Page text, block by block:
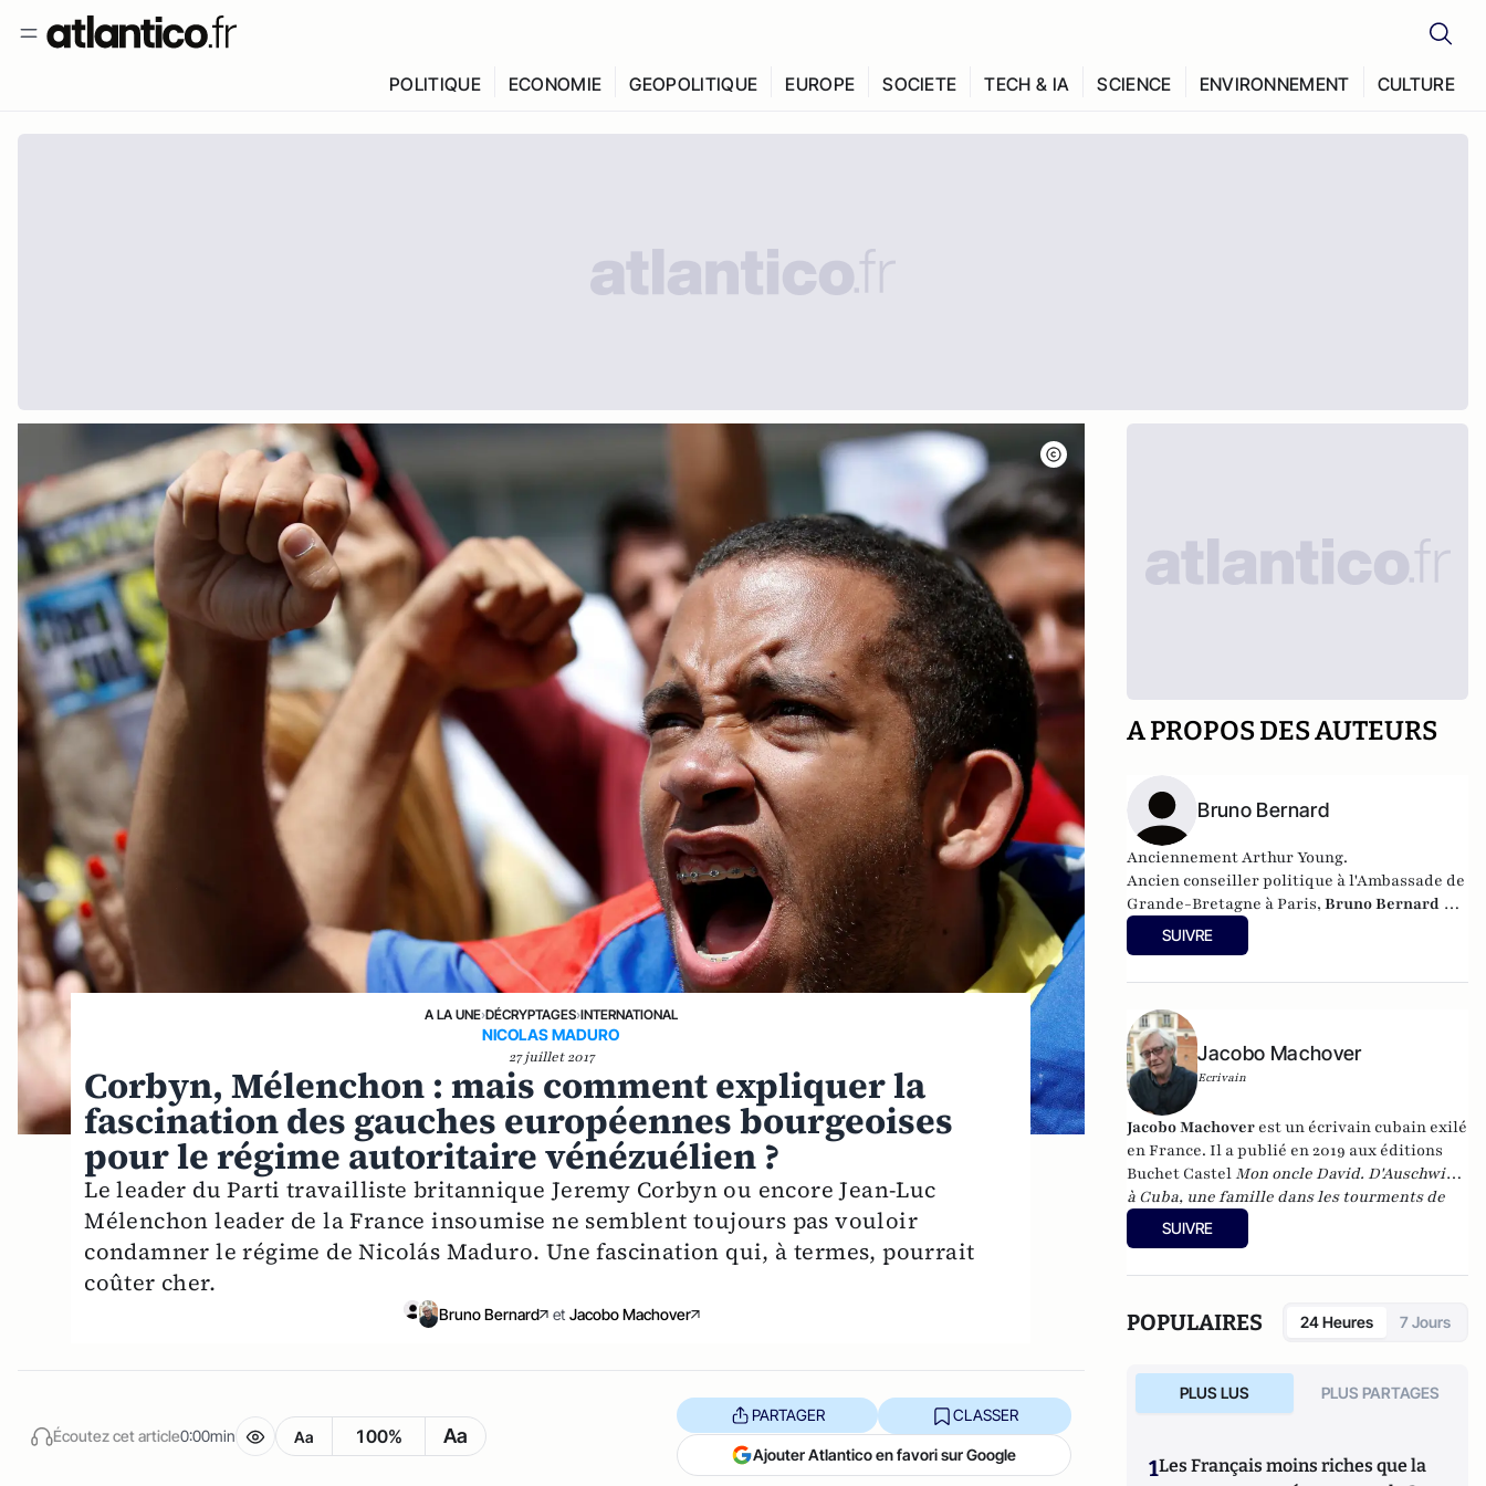
POLITIQUE ECONOMIE GEOPOLITIQUE EUROPE SOCIETE TECH & IA SCIENCE ENVIRONNEMENT CULTURE
A LA UNE›DÉCRYPTAGES›INTERNATIONAL
NICOLAS MADURO
27 juillet 2017
Corbyn, Mélenchon : mais comment expliquer la
fascination des gauches européennes bourgeoises
pour le régime autoritaire vénézuélien ?
Le leader du Parti travailliste britannique Jeremy Corbyn ou encore Jean-Luc
Mélenchon leader de la France insoumise ne semblent toujours pas vouloir
condamner le régime de Nicolás Maduro. Une fascination qui, à termes, pourrait
coûter cher.
Bruno Bernard et Jacobo Machover
Écoutez cet article0:00min Aa 100% Aa
PARTAGER CLASSER
Ajouter Atlantico en favori sur Google
A PROPOS DES AUTEURS
Bruno Bernard
Anciennement Arthur Young.
Ancien conseiller politique à l'Ambassade de
Grande-Bretagne à Paris,Bruno Bernard est
aujourd'hui directeur-adjoint de cabinet à la
mairie du IXème arrondissement de Paris.
SUIVRE
Jacobo Machover
Ecrivain
Jacobo Machover est un écrivain cubain exilé
en France. Il a publié en 2019 aux éditions
Buchet Castel Mon oncle David. D'Auschwitz
à Cuba, une famille dans les tourments de
l'Histoire. Il est également l'auteur de :
face cachée du Che
contre histoire(éditions Buchet - Chastel).
SUIVRE
POPULAIRES 24 Heures 7 Jours
PLUS LUS PLUS PARTAGES
1Les Français moins riches que la